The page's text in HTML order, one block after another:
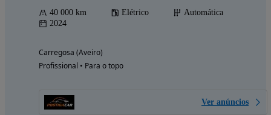
40 000 km Elétrico
Automática
2024
Carregosa (Aveiro)
Profissional • Para o topo
Ver anúncios